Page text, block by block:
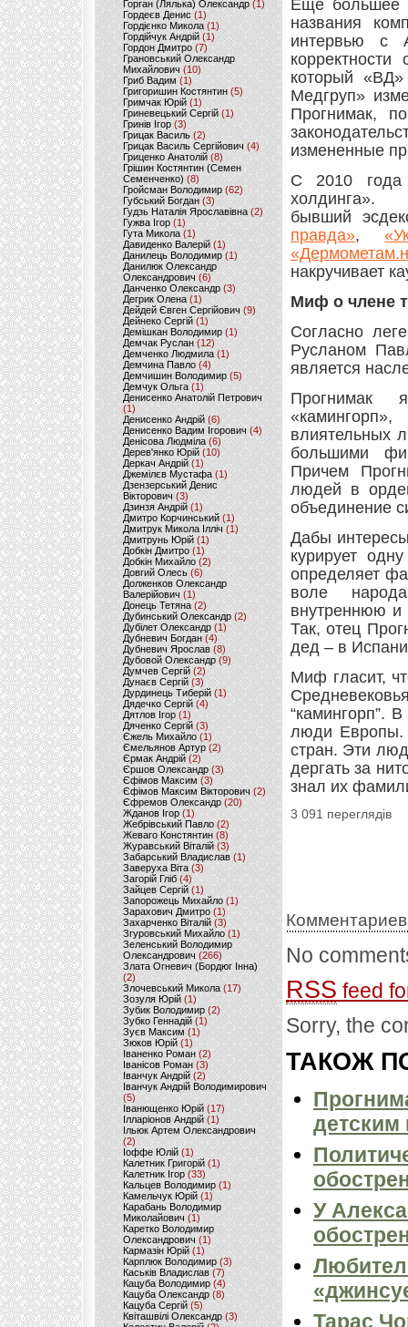
Горган (Лялька) Олександр(1)
Гордеєв Денис (1)
Гордієнко Микола (1)
Гордійчук Андрій (1)
Гордон Дмитро (7)
Грановський Олександр
Михайлович (10)
Гриб Вадим (1)
Григоришин Костянтин (5)
Гримчак Юрій(1)
Гриневецький Сергій(1)
Гринів Ігор (3)
Грицак Василь (2)
Грицак Василь Сергійович (4)
Гриценко Анатолій (8)
Грішин Костянтин (Семен
Семенченко)(8)
Гройсман Володимир(62)
Губський Богдан (3)
Гудзь Наталія Ярославівна(2)
Гужва Ігор (1)
Гута Микола (1)
Давиденко Валерій (1)
Данилець Володимир(1)
Данилюк Олександр
Олександрович (6)
Данченко Олександр (3)
Дегрик Олена(1)
Дейдей Євген Сергійович(9)
Дейнеко Сергій (1)
Демішкан Володимир(1)
Демчак Руслан (12)
Демченко Людмила (1)
Демчина Павло (4)
Демчишин Володимир (5)
Демчук Ольга(1)
Денисенко Анатолій Петрович
(1)
Денисенко Андрій (6)
Денисенко Вадим Ігорович (4)
Денісова Людміла(6)
Дерев'янко Юрій(10)
Деркач Андрій(1)
Джемілєв Мустафа (1)
Дзензерський Денис
Вікторович (3)
Дзинзя Андрій (1)
Дмитро Корчинський (1)
Дмитрук Микола Ілліч (1)
Дмитрунь Юрій (1)
Добкін Дмитро(1)
Добкін Михайло (2)
Довгий Олесь (6)
Долженков Олександр
Валерійович (1)
Донець Тетяна (2)
Дубинський Олександр(2)
Дубілет Олександр (1)
Дубневич Богдан (4)
Дубневич Ярослав (8)
Дубовой Олександр(9)
Думчев Сергій (2)
Дунаєв Сергій(3)
Дурдинець Тиберій (1)
Дядечко Сергій (4)
Дятлов Ігор (1)
Дяченко Сергій (3)
Єжель Михайло (1)
Ємельянов Артур (2)
Єрмак Андрій (2)
Єршов Олександр (3)
Єфімов Максим (3)
Єфімов Максим Вікторович (2)
Єфремов Олександр (20)
Жданов Ігор (1)
Жебрівський Павло (2)
Жеваго Констянтин (8)
Журавський Віталій (3)
Забарський Владислав (1)
Заверуха Віта (3)
Загорій Гліб (4)
Зайцев Сергій(1)
Запорожець Михайло (1)
Зарахович Дмитро (1)
Захарченко Віталій (3)
Згуровський Михайло (1)
Зеленський Володимир
Олександрович (266)
Злата Огневич (Бордюг Інна)
(2)
Злочевський Микола(17)
Зозуля Юрій (1)
Зубик Володимир (2)
Зубко Геннадій (1)
Зуєв Максим(1)
Зюков Юрій (1)
Іваненко Роман (2)
Іванісов Роман (3)
Іванчук Андрій(2)
Іванчук Андрій Володимирович
(5)
Іванющенко Юрій (17)
Ілларіонов Андрій (1)
Ільюк Артем Олександрович
(2)
Іоффе Юлій (1)
Калетник Григорій(1)
Калетник Ігор (33)
Кальцев Володимир(1)
Камельчук Юрій (1)
Карабань Володимир
Миколайович (1)
Каретко Володимир
Олександрович (1)
Кармазін Юрій(1)
Карплюк Володимир(3)
Каськів Владислав (7)
Кацуба Володимир (4)
Кацуба Олександр (8)
Кацуба Сергій (5)
Квіташвілі Олександр(3)
Еще большее
названия
интервью с
который
Медгруп»
Прогнимак,
измененные
С 2010 года
бывший
правда»,
накручивает
Миф о члене
Согласно
Русланом
является
Прогнимак
влиятельных
большими
Причем
людей в
объединение
Дабы
курирует
определяет
воле
внутреннюю и
Так, отец
дед – в
Миф гласит,
“камингорп”.
люди Европы.
стран. Эти
дергать за
знал их
3 091 переглядів
No
RSS feed
Sorry, the
ТАКОЖ
детским
У
Тарас